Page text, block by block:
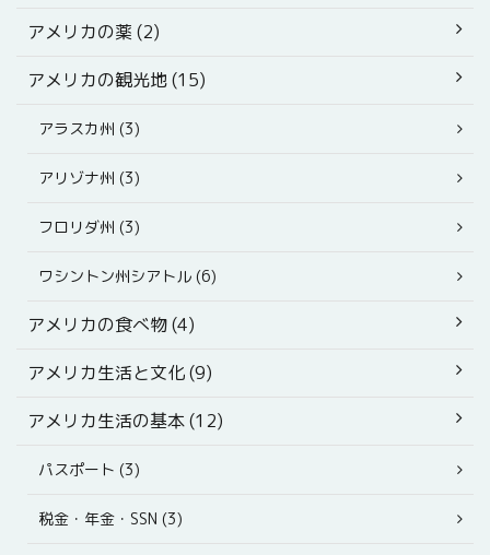
アメリカの薬 (2)
アメリカの観光地 (15)
アラスカ州 (3)
アリゾナ州 (3)
フロリダ州 (3)
ワシントン州シアトル (6)
アメリカの食べ物 (4)
アメリカ生活と文化 (9)
アメリカ生活の基本 (12)
パスポート (3)
税金・年金・SSN (3)